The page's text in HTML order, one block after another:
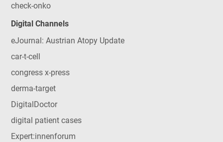
check-onko
Digital Channels
eJournal: Austrian Atopy Update
car-t-cell
congress x-press
derma-target
DigitalDoctor
digital patient cases
Expert:innenforum